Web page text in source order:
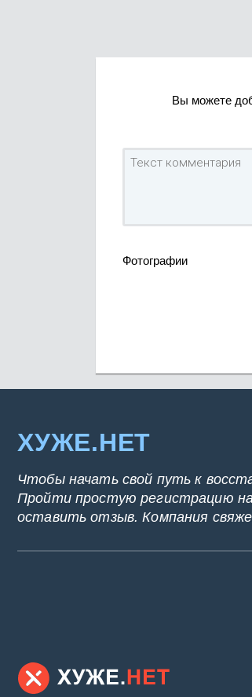
Вы можете
Фотографии
ХУЖЕ.НЕТ
Чтобы начать свой путь к
Пройти простую регистрацию
оставить отзыв. Компания